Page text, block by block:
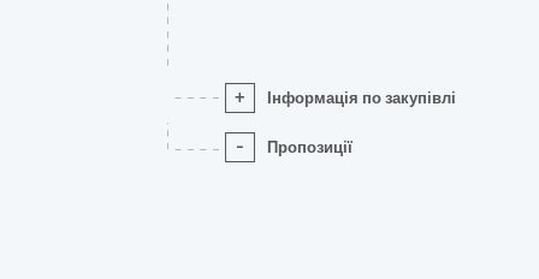
+ Інформація по закупівлі
- Пропозиції